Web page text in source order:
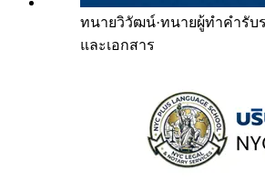
ทนายวิวัฒน์·ทนายผู้ทำคำรับ
และเอกสาร